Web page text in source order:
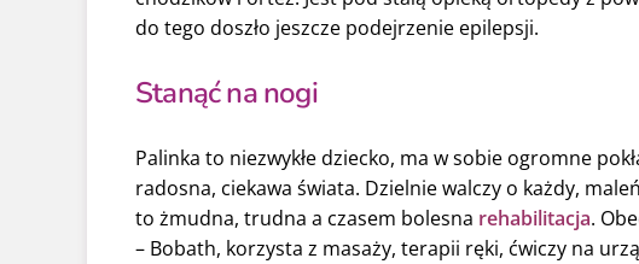
do tego doszło jeszcze podejrzenie epilepsji.
Stanąć na nogi
Palinka to niezwykłe dziecko, ma w sobie ogromne
radosna, ciekawa świata. Dzielnie walczy o każdy,
to żmudna, trudna a czasem bolesna rehabilitacja.
– Bobath, korzysta z masaży, terapii ręki, ćwiczy na